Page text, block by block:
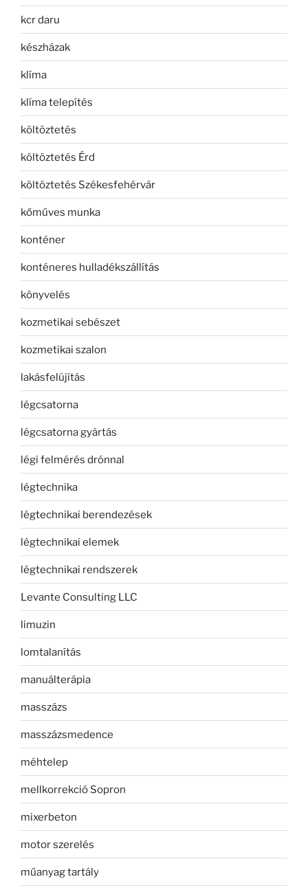
kcr daru
készházak
klíma
klíma telepítés
költöztetés
költöztetés Érd
költöztetés Székesfehérvár
kőműves munka
konténer
konténeres hulladékszállítás
könyvelés
kozmetikai sebészet
kozmetikai szalon
lakásfelújítás
légcsatorna
légcsatorna gyártás
légi felmérés drónnal
légtechnika
légtechnikai berendezések
légtechnikai elemek
légtechnikai rendszerek
Levante Consulting LLC
limuzin
lomtalanítás
manuálterápia
masszázs
masszázsmedence
méhtelep
mellkorrekció Sopron
mixerbeton
motor szerelés
műanyag tartály